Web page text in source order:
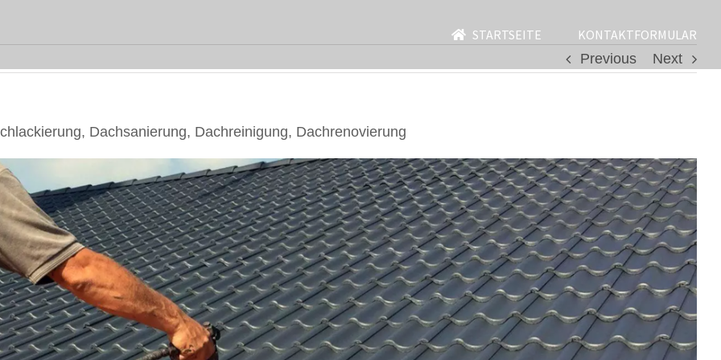
STARTSEITE
KONTAKTFORMULAR
Previous
Next
Dachsanierung, Dachreinigung, Dachrenovierung